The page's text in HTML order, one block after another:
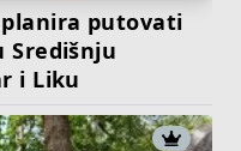
putovati
Središnju
i Liku